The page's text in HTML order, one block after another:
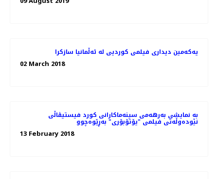
یەکەمین دیداری فیلمی کوردیی لە ئەڵمانیا سازکرا
02 March 2018
بە نمایشی بەرهەمی سینەماکارانی کورد فیستیڤاڵی
نێودەوڵەتی فیلمی "یۆتۆبۆری" بەڕێوەچوو
13 February 2018